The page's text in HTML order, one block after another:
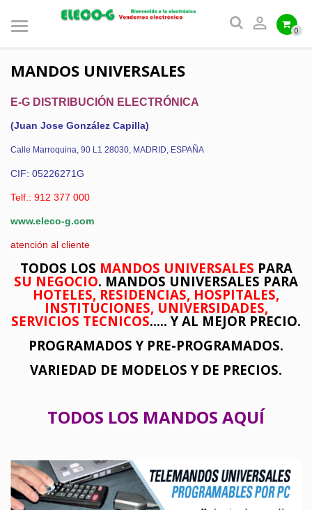
 0
MANDOS UNIVERSALES
E-G DISTRIBUCIÓN ELECTRÓNICA
(Juan Jose González Capilla)
Calle Marroquina, 90 L1 28030, MADRID, ESPAÑA
CIF: 05226271G
Telf.: 912 377 000
www.eleco-g.com
atención al cliente
TODOS LOS MANDOS UNIVERSALES PARA
SU NEGOCIO. MANDOS UNIVERSALES PARA
HOTELES, RESIDENCIAS, HOSPITALES,
INSTITUCIONES, UNIVERSIDADES,
SERVICIOS TECNICOS..... Y AL MEJOR PRECIO.
PROGRAMADOS Y PRE-PROGRAMADOS.
VARIEDAD DE MODELOS Y DE PRECIOS.
TODOS LOS MANDOS AQUÍ